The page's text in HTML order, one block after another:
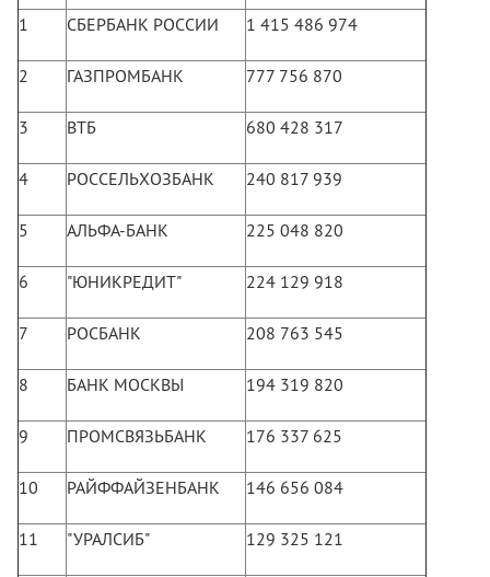
1 СБЕРБАНК РОССИИ 1 415 486 974
2 ГАЗПРОМБАНК 777 756 870
3 ВТБ 680 428 317
4 РОССЕЛЬХОЗБАНК 240 817 939
5 АЛЬФА-БАНК 225 048 820
6 "ЮНИКРЕДИТ" 224 129 918
7 РОСБАНК 208 763 545
8 БАНК МОСКВЫ 194 319 820
9 ПРОМСВЯЗЬБАНК 176 337 625
10 РАЙФФАЙЗЕНБАНК 146 656 084
11 "УРАЛСИБ" 129 325 121